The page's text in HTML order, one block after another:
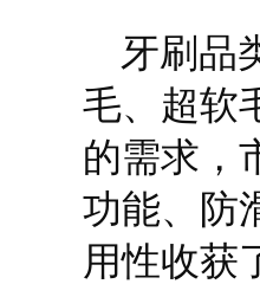
牙刷品
毛、超软
的需求，
功能、防
用性收获